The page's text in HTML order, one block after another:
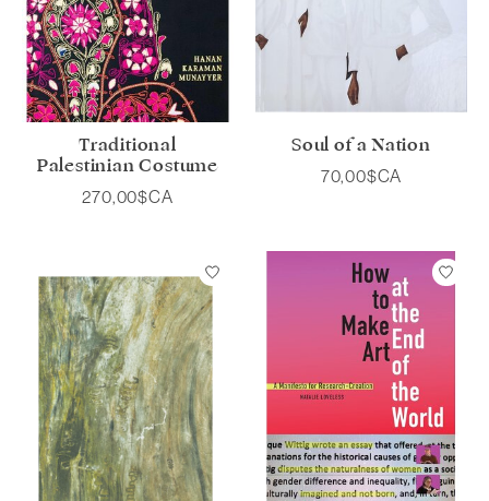
Traditional
Palestinian Costume
270,00$CA
Soul of a Nation
70,00$CA